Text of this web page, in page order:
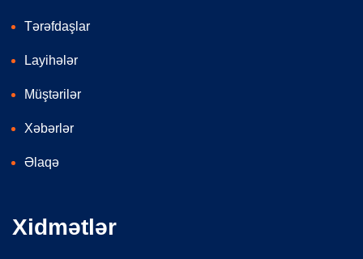
Tərəfdaşlar
Layihələr
Müştərilər
Xəbərlər
Əlaqə
Xidmətlər